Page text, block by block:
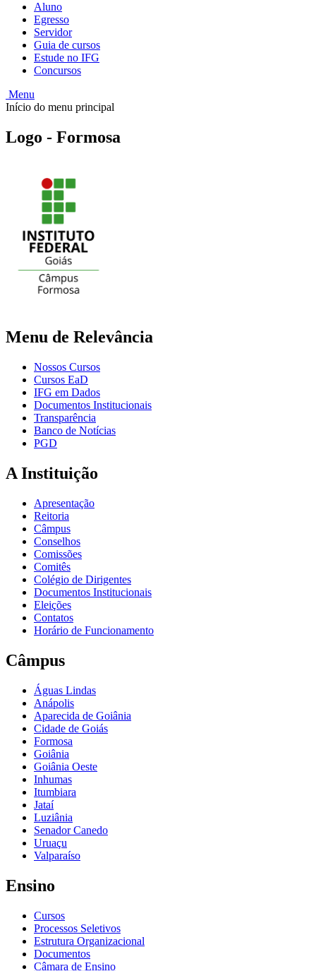
Aluno
Egresso
Servidor
Guia de cursos
Estude no IFG
Concursos
Menu
Início do menu principal
Logo - Formosa
Menu de Relevância
Nossos Cursos
Cursos EaD
IFG em Dados
Documentos Institucionais
Transparência
Banco de Notícias
PGD
A Instituição
Apresentação
Reitoria
Câmpus
Conselhos
Comissões
Comitês
Colégio de Dirigentes
Documentos Institucionais
Eleições
Contatos
Horário de Funcionamento
Câmpus
Águas Lindas
Anápolis
Aparecida de Goiânia
Cidade de Goiás
Formosa
Goiânia
Goiânia Oeste
Inhumas
Itumbiara
Jataí
Luziânia
Senador Canedo
Uruaçu
Valparaíso
Ensino
Cursos
Processos Seletivos
Estrutura Organizacional
Documentos
Câmara de Ensino